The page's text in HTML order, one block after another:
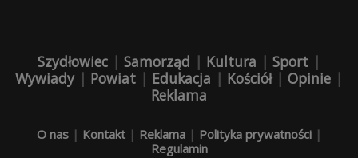
Szydłowiec | Samorząd | Kultura | Sport |
Wywiady| Powiat | Edukacja | Kościół| Opinie |
Reklama
O nas| Kontakt| Reklama| Polityka prywatności|
Regulamin